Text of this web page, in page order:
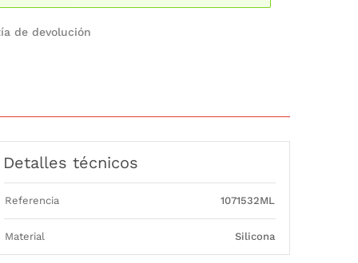
de devolución
Detalles técnicos
Referencia 1071532ML
Material Silicona